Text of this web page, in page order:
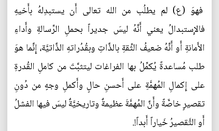
فهوَ (ع) لم يطلُب من الله تعالى أَن يستبدِلهُ بأَخيهِ
فالإِستبدالُ يعني أَنَّهُ ليسَ جديراً بحملِ الرِّسالةِ وأَداءِ
الأَمانةِ أَو أَنَّهُ ضعيفُ الثِّقةِ بالذَّاتِ وبقُدُراتهِ الذَّاتيَّة، إِنَّما هوَ
طلب مُساعدةً يُكمِّلُ بها الفراغات ليتثبَّتَ من كاملِ القُدرةِ
على إِكمالِ المُهمَّةِ على أَحسنِ حالٍ وأَكملِ وجهٍ من دُونِ
تقصيرٍ خاصَّةً وأَنَّ المُهمَّةَ عظيمةٌ وتاريخيَّةٌ ليسَ فيها الفشلُ
أَو التَّقصيرُ خَياراً أَبداً!.